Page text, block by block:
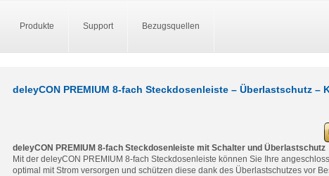
Produkte Support Bezugsquellen
deleyCON PREMIUM 8-fach Steckdosenleiste – Überlastschutz –
deleyCON PREMIUM 8-fach Steckdosenleiste mit Schalter und Überlastschutz
Mit der deleyCON PREMIUM 8-fach Steckdosenleiste können Sie Ihre
optimal mit Strom versorgen und schützen diese dank des Überlastschutzes vor